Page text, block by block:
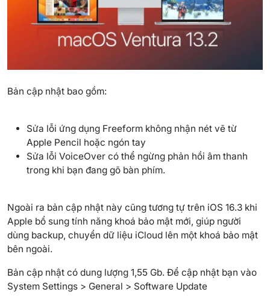
Bản cập nhật bao gồm:
Sửa lỗi ứng dụng Freeform không nhận nét vẽ từ
Apple Pencil hoặc ngón tay
Sửa lỗi VoiceOver có thể ngừng phản hồi âm thanh
trong khi bạn đang gõ bàn phím.
Ngoài ra bản cập nhật này cũng tương tự trên iOS 16.3 khi
Apple bổ sung tính năng khoá bảo mật mới, giúp người
dùng backup, chuyển dữ liệu iCloud lên một khoá bảo mật
bên ngoài.
Bản cập nhật có dung lượng 1,55 Gb. Để cập nhật bạn vào
System Settings > General > Software Update